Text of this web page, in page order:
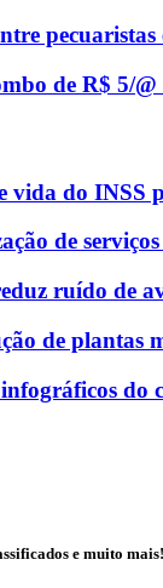
de R$ 5/@
vida do INSS
de
ruído de
de plantas
do
e muito mais!